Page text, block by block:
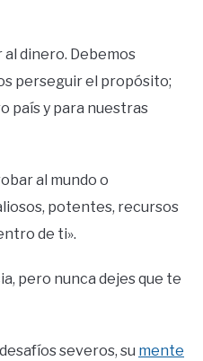
al dinero. Debemos
perseguir el propósito;
país y para nuestras
al mundo o
potentes, recursos
de ti».
pero nunca dejes que te
severos, su mente